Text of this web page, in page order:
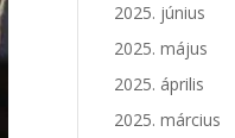
2025. június
2025. május
2025. április
2025. március